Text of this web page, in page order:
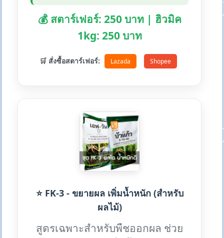
💰 สตาร์เฟอร์: 250 บาท | ฮิวมิค
1kg: 250 บาท
🛒 สั่งซื้อสตาร์เฟอร์: Lazada Shopee
⭐ FK-3 - ขยายผล เพิ่มน้ำหนัก (สำหรับ
ผลไม้)
สูตรเฉพาะสำหรับพืชออกผล ช่วย